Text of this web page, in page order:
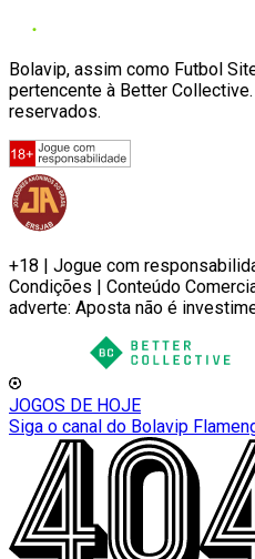
Bolavip, assim como Futbol
pertencente à Better
reservados.
+18 | Jogue com
Condições | Conteúdo
adverte: Aposta não é
JOGOS DE HOJE
Siga o canal do Bolavip